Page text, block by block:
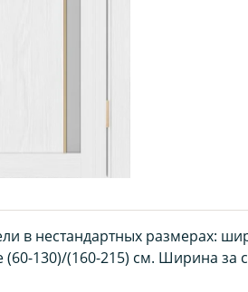
в нестандартных размерах:
130)/(160-215) см. Ширина за